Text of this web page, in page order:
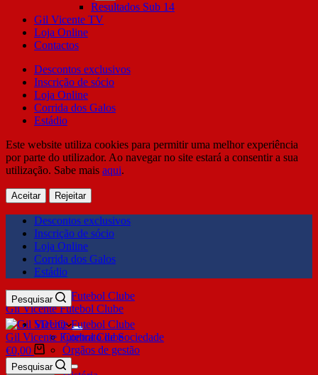
Resultados Sub 14
Gil Vicente TV
Loja Online
Contactos
Descontos exclusivos
Inscrição de sócio
Loja Online
Corrida dos Galos
Estádio
Este website utiliza cookies para permitir uma melhor experiência
por parte do utilizador. Ao navegar no site estará a consentir a sua
utilização. Sabe mais aqui.
Aceitar Rejeitar
Descontos exclusivos
Inscrição de sócio
Loja Online
Corrida dos Galos
Estádio
Gil Vicente Futebol Clube
Pesquisar
SDUQ
Contrato de Sociedade
Órgãos de gestão
Clube
Gil Vicente Futebol Clube
€0,00
Pesquisar